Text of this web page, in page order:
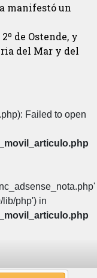
manifestó un
de Ostende, y
del Mar y del
Failed to open
lib/php') in